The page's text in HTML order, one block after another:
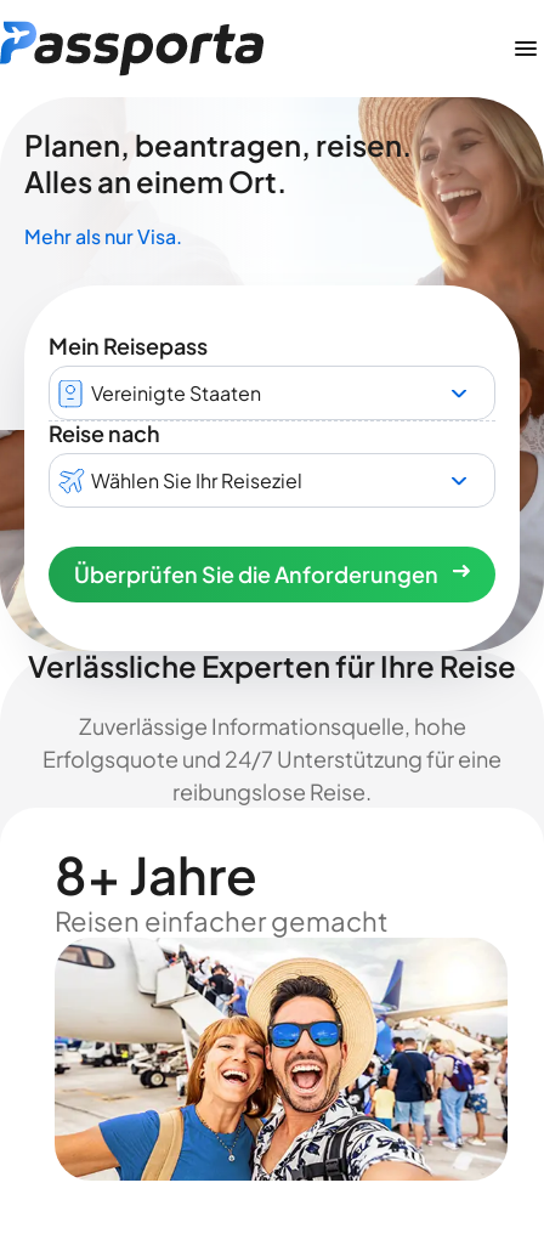
Planen, beantragen, reisen.
Alles an einem Ort.
Mehr als nur Visa.
Mein Reisepass
Vereinigte Staaten
Reise nach
Wählen Sie Ihr Reiseziel
Überprüfen Sie die Anforderungen
Verlässliche Experten für Ihre Reise
Zuverlässige Informationsquelle, hohe
Erfolgsquote und 24/7 Unterstützung für eine
reibungslose Reise.
8+ Jahre
Reisen einfacher gemacht